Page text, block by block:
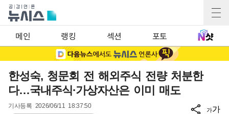
메인 랭킹 섹션 포토
한성숙, 청문회 전 해외주식 전량 처분한
다…국내주식·가상자산은 이미 매도
기사등록 2026/06/11 18:37:50
가가